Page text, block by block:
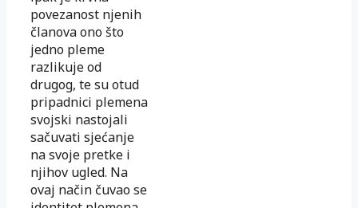
povezanost njenih
članova ono što
jedno pleme
razlikuje od
drugog, te su otud
pripadnici plemena
svojski nastojali
sačuvati sjećanje
na svoje pretke i
njihov ugled. Na
ovaj način čuvao se